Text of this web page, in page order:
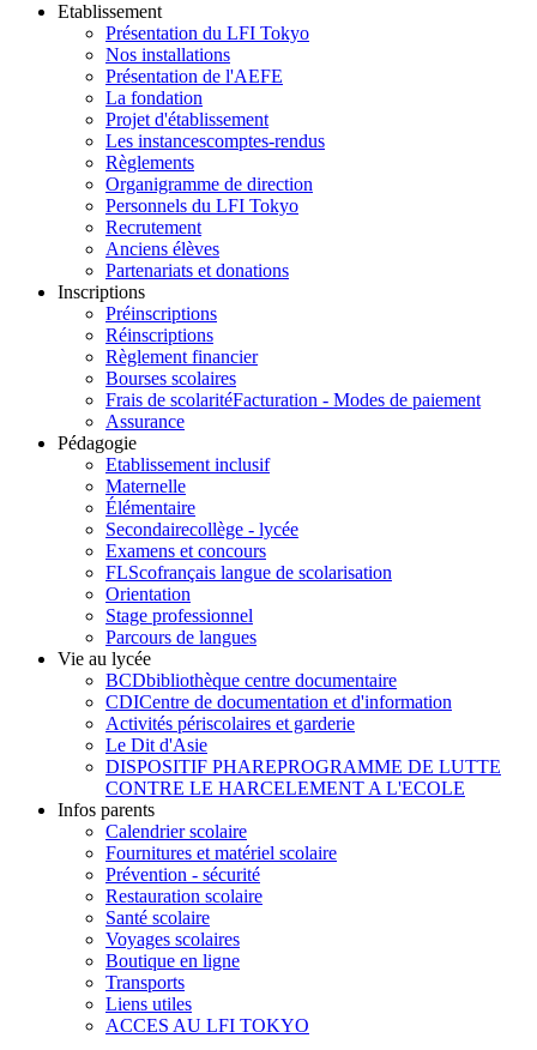
Etablissement
Présentation du LFI Tokyo
Nos installations
Présentation de l'AEFE
La fondation
Projet d'établissement
Les instancescomptes-rendus
Règlements
Organigramme de direction
Personnels du LFI Tokyo
Recrutement
Anciens élèves
Partenariats et donations
Inscriptions
Préinscriptions
Réinscriptions
Règlement financier
Bourses scolaires
Frais de scolaritéFacturation - Modes de paiement
Assurance
Pédagogie
Etablissement inclusif
Maternelle
Élémentaire
Secondairecollège - lycée
Examens et concours
FLScofrançais langue de scolarisation
Orientation
Stage professionnel
Parcours de langues
Vie au lycée
BCDbibliothèque centre documentaire
CDICentre de documentation et d'information
Activités périscolaires et garderie
Le Dit d'Asie
DISPOSITIF PHAREPROGRAMME DE LUTTE
CONTRE LE HARCELEMENT A L'ECOLE
Infos parents
Calendrier scolaire
Fournitures et matériel scolaire
Prévention - sécurité
Restauration scolaire
Santé scolaire
Voyages scolaires
Boutique en ligne
Transports
Liens utiles
ACCES AU LFI TOKYO